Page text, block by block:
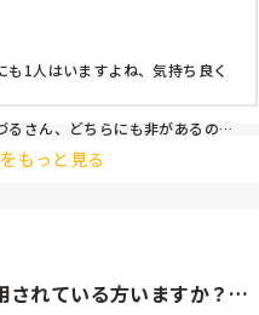
帳送ってないのはどうして？
しまい…
ダーが気付いてくれたよ、ク
って言われてしまったのです
に行かなかった私が悪いです
以上、持ってる人が送る気遣
せんか？
ト部屋に戻しに来てくれても
も1人はいますよね、気持ち良く
るさん、どちらにも非があるので
、送ってくれてもいいじゃん！っ
のではなく、うづるさんも一言
す。
の対応に納得いきませんが。笑
してよって…いやいや、それリー
もっと見る
されている方いますか？事